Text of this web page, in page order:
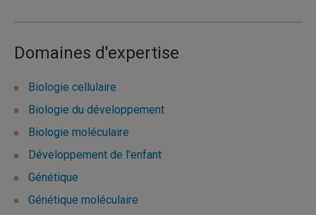
Domaines d'expertise
Biologie cellulaire
Biologie du développement
Biologie moléculaire
Développement de l'enfant
Génétique
Génétique moléculaire